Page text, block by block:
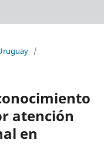
/
atención
en